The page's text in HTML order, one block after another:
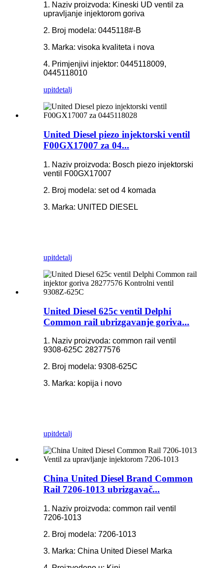
1. Naziv proizvoda: Kineski UD ventil za
upravljanje injektorom goriva
2. Broj modela: 0445118#-B
3. Marka: visoka kvaliteta i nova
4. Primjenjivi injektor: 0445118009,
0445118010
upitdetalj
United Diesel piezo injektorski ventil
F00GX17007 za 04...
1. Naziv proizvoda: Bosch piezo injektorski
ventil F00GX17007
2. Broj modela: set od 4 komada
3. Marka: UNITED DIESEL
upitdetalj
United Diesel 625c ventil Delphi
Common rail ubrizgavanje goriva...
1. Naziv proizvoda: common rail ventil
9308-625C 28277576
2. Broj modela: 9308-625C
3. Marka: kopija i novo
upitdetalj
China United Diesel Brand Common
Rail 7206-1013 ubrizgavač...
1. Naziv proizvoda: common rail ventil
7206-1013
2. Broj modela: 7206-1013
3. Marka: China United Diesel Marka